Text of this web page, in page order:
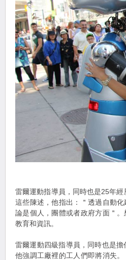
雷爾運動指導員，同時也是25年
這些陳述，他指出：＂透過自動
論是個人，團體或者政府方面＂
教育和資訊。
雷爾運動四級指導員，同時也是
他強調工廠裡的工人們即將消失